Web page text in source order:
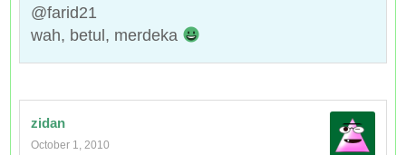
@farid21
wah, betul, merdeka
zidan
October 1, 2010